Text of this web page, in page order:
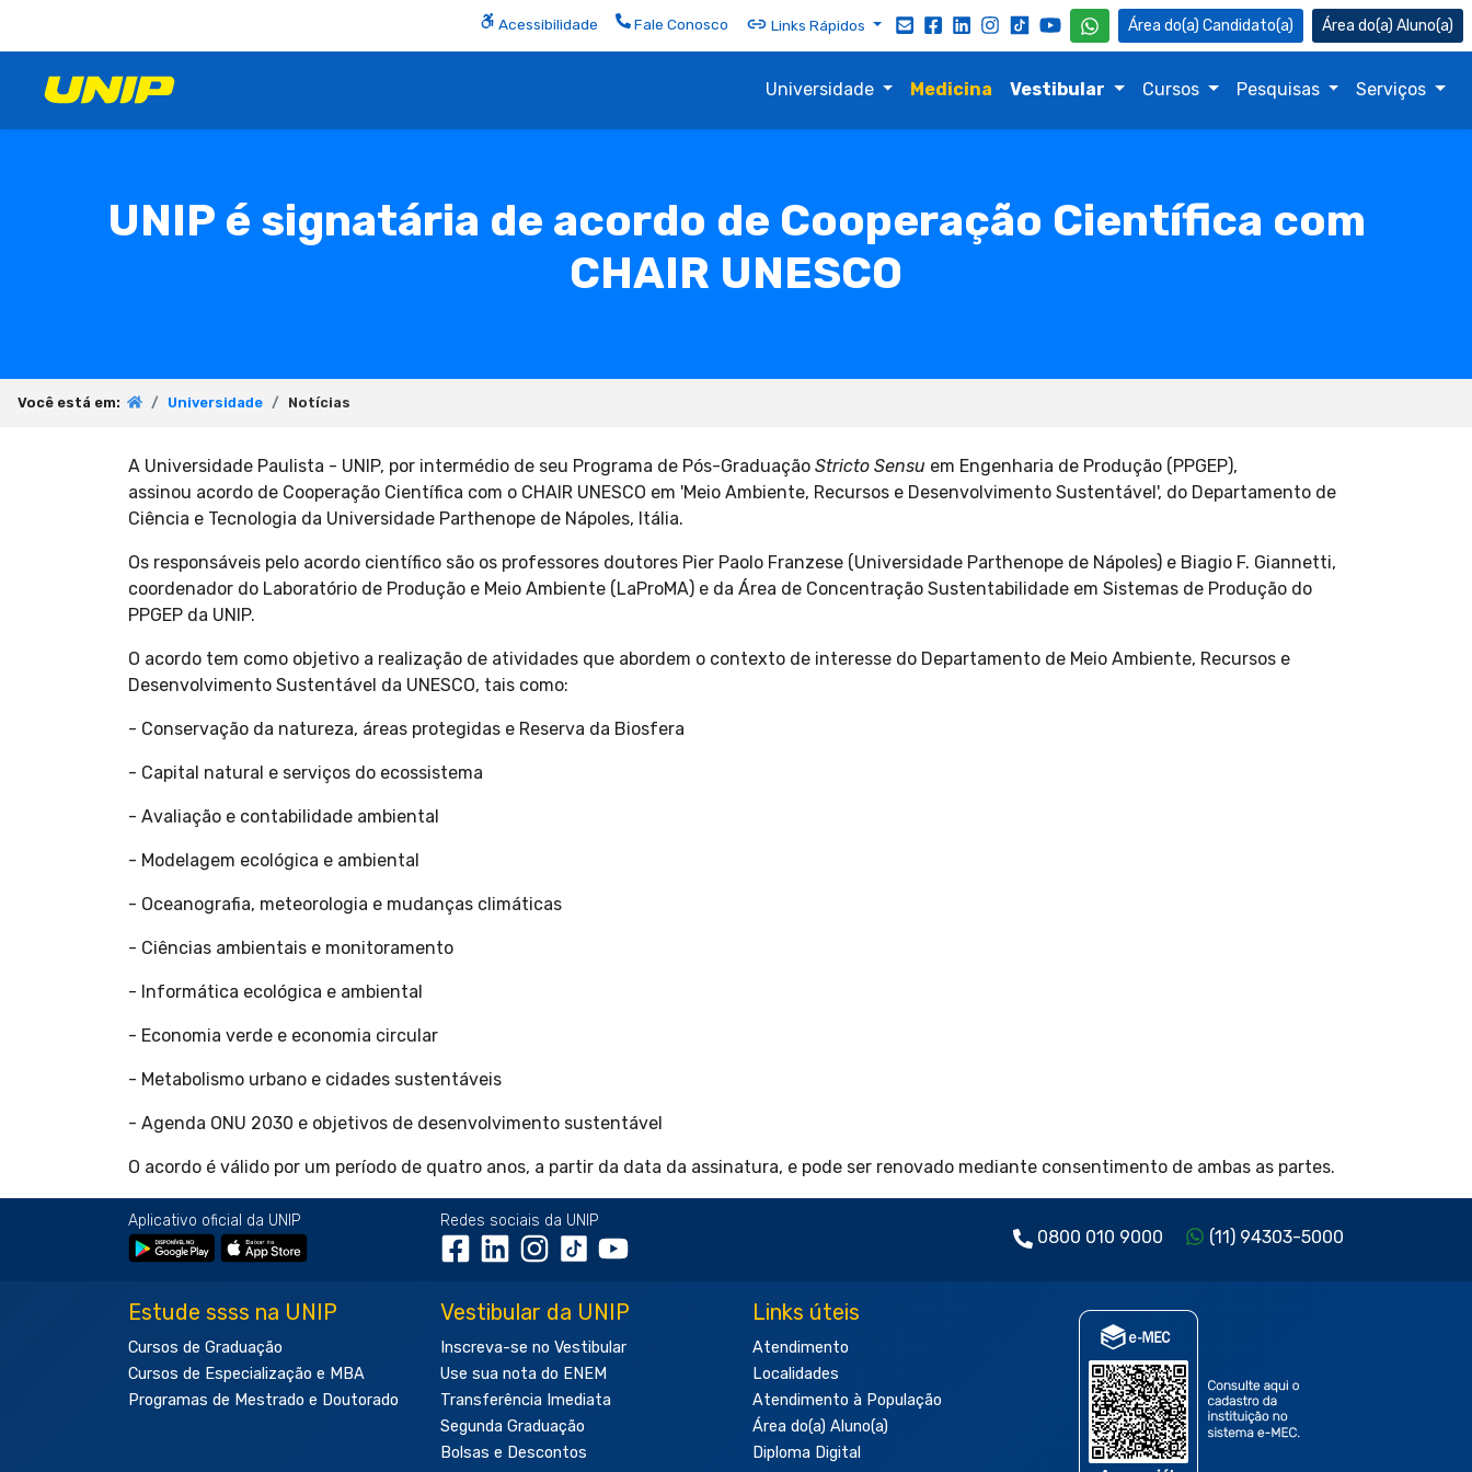
Acessibilidade Fale Conosco Links Rápidos Candidato(a) Aluno(a)
Universidade Medicina Vestibular Cursos Pesquisas Serviços
UNIP é signatária de acordo de Cooperação Científica com
CHAIR UNESCO
Você está em: Universidade Notícias
A Universidade Paulista - UNIP, por intermédio de seu Programa de Pós-Graduação Stricto Sensu em Engenharia de Produção (PPGEP),
assinou acordo de Cooperação Científica com o CHAIR UNESCO em 'Meio Ambiente, Recursos e Desenvolvimento Sustentável', do Departamento de
Ciência e Tecnologia da Universidade Parthenope de Nápoles, Itália.
Os responsáveis pelo acordo científico são os professores doutores Pier Paolo Franzese (Universidade Parthenope de Nápoles) e Biagio F. Giannetti,
coordenador do Laboratório de Produção e Meio Ambiente (LaProMA) e da Área de Concentração Sustentabilidade em Sistemas de Produção do
PPGEP da UNIP.
O acordo tem como objetivo a realização de atividades que abordem o contexto de interesse do Departamento de Meio Ambiente, Recursos e
Desenvolvimento Sustentável da UNESCO, tais como:
- Conservação da natureza, áreas protegidas e Reserva da Biosfera
- Capital natural e serviços do ecossistema
- Avaliação e contabilidade ambiental
- Modelagem ecológica e ambiental
- Oceanografia, meteorologia e mudanças climáticas
- Ciências ambientais e monitoramento
- Informática ecológica e ambiental
- Economia verde e economia circular
- Metabolismo urbano e cidades sustentáveis
- Agenda ONU 2030 e objetivos de desenvolvimento sustentável
O acordo é válido por um período de quatro anos, a partir da data da assinatura, e pode ser renovado mediante consentimento de ambas as partes.
Aplicativo oficial da UNIP Redes sociais da UNIP
0800 010 9000 (11) 94303-5000
Estude ssss na UNIP
Cursos de Graduação
Cursos de Especialização e MBA
Programas de Mestrado e Doutorado
Vestibular da UNIP
Inscreva-se no Vestibular
Use sua nota do ENEM
Transferência Imediata
Segunda Graduação
Bolsas e Descontos
Links úteis
Atendimento
Localidades
Atendimento à População
Área do(a) Aluno(a)
Diploma Digital